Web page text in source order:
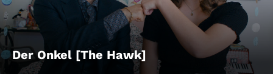
Der Onkel [The Hawk]